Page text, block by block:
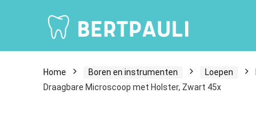
Home Boren en instrumenten Loepen
Draagbare Microscoop met Holster, Zwart 45x